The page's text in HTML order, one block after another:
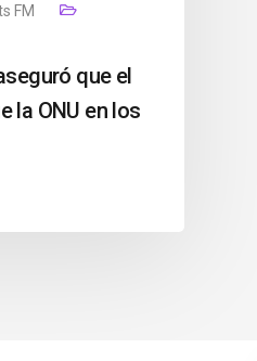
FM
que el
la ONU en los